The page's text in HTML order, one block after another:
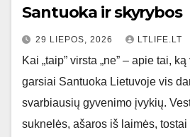
Santuoka ir skyrybos
29 LIEPOS, 2026 LTLIFE.LT
Kai „taip” virsta „ne” – apie tai,
garsiai Santuoka Lietuvoje vis
svarbiausių gyvenimo įvykių.
suknelės, ašaros iš laimės,